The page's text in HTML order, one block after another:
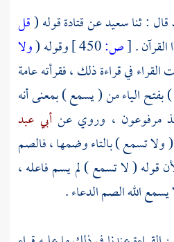
قال : ثناسعيدعنقتادةقوله (قل
.
[ص: وقوله (ولا
في قراءة ذلك ، فقرأته عامة
الياء من ( يسمع ) بمعنى أنه
مرفوعون ، وروي عنأبي عبد
( ولا تسمع ) بالتاء وضمها ، فالصم
قوله ( لا تسمع ) لم يسم فاعله ،
يسمع الله الصم الدعاء .